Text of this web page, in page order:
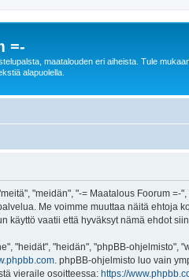
=-
maatalouden eri aiheista. Tule
alapuolella.
"meidän", "-= Maatalous Foorum
Me voimme muuttaa näitä
vaatii että hyväksyt nämä ehdot
"heidät", "heidän", "phpBB-ohjelmisto",
. phpBB-ohjelmisto luo vain
vieraile osoitteessa: https://